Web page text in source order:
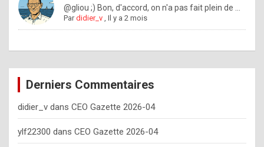
w
o
e
y
o
@gliou ;) Bon, d'accord, on n'a pas fait plein de ...
Pardidier_v ,Il y a 2 mois
Derniers Commentaires
didier_v dans CEO Gazette 2026-04
ylf22300 dans CEO Gazette 2026-04